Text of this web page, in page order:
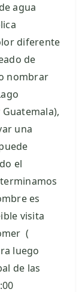
agua
diferente
de
nombrar
una
el
es
visita
(
luego
de las